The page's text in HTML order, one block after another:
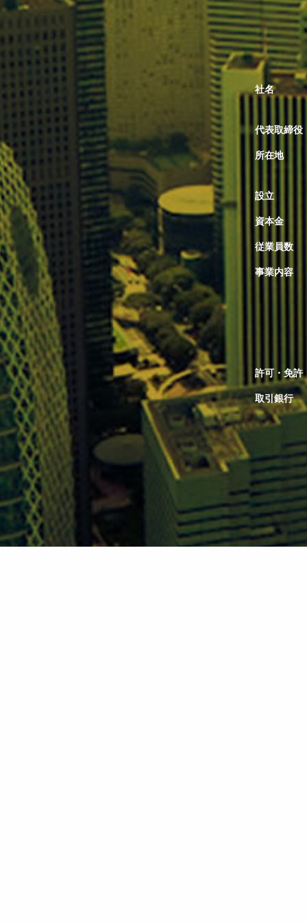
社名
代表取締役
所在地
設立
資本金
従業員数
事業内容
許可・免許
取引銀行